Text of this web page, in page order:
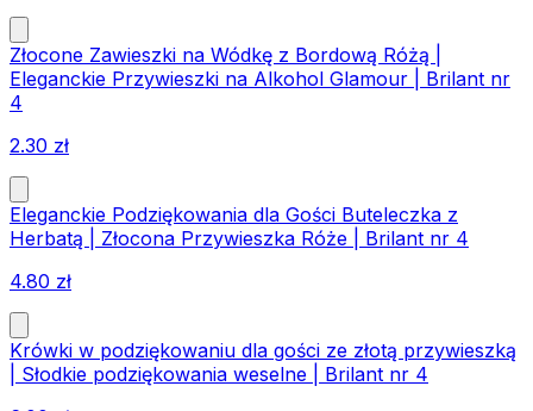
Złocone Zawieszki na Wódkę z Bordową Różą |
Eleganckie Przywieszki na Alkohol Glamour | Brilant nr
4
2.30 zł
Eleganckie Podziękowania dla Gości Buteleczka z
Herbatą | Złocona Przywieszka Róże | Brilant nr 4
4.80 zł
Krówki w podziękowaniu dla gości ze złotą przywieszką
| Słodkie podziękowania weselne | Brilant nr 4